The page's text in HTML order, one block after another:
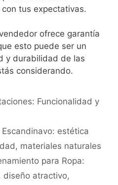
tus expectativas.
ofrece garantía
esto puede ser un
y durabilidad de las
considerando.
Funcionalidad y
estética
materiales naturales
para Ropa:
diseño atractivo,